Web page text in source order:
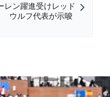
レン躍進受けレッド
ウルフ代表が示唆